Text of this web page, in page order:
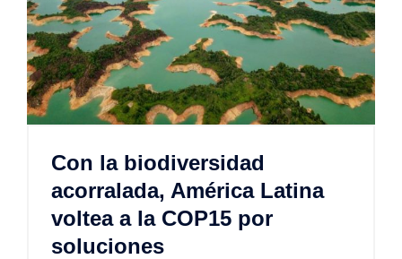
Con la biodiversidad
acorralada, América Latina
voltea a la COP15 por
soluciones